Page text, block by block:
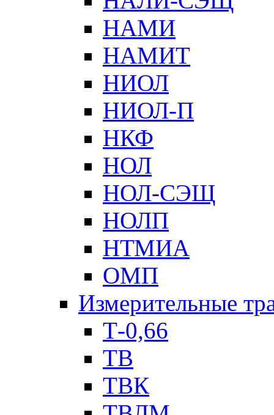
НАМИ
НАМИТ
НИОЛ
НИОЛ-П
НКФ
НОЛ
НОЛ-СЭЩ
НОЛП
НТМИА
ОМП
Измерительные
Т-0,66
ТВ
ТВК